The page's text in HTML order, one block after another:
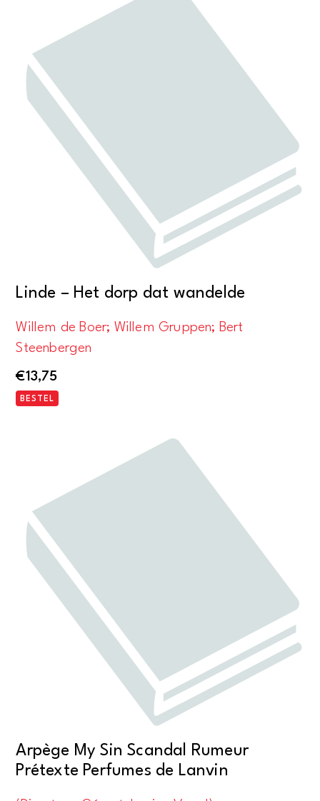
Linde – Het dorp dat wandelde
Willem de Boer; Willem Gruppen; Bert
Steenbergen
€13,75
BESTEL
Arpège My Sin Scandal Rumeur
Prétexte Perfumes de Lanvin